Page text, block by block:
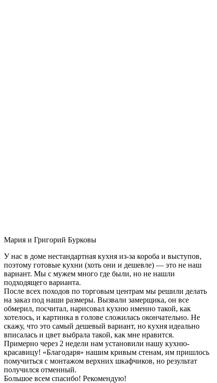
Мария и Григорий Бурковы
У нас в доме нестандартная кухня из-за короба и выступов,
поэтому готовые кухни (хоть они и дешевле) — это не наш
вариант. Мы с мужем много где были, но не нашли
подходящего варианта.
После всех походов по торговым центрам мы решили делать
на заказ под наши размеры. Вызвали замерщика, он все
обмерил, посчитал, нарисовал кухню именно такой, как
хотелось, и картинка в голове сложилась окончательно. Не
скажу, что это самый дешевый вариант, но кухня идеально
вписалась и цвет выбрала такой, как мне нравится.
Примерно через 2 недели нам установили нашу кухню-
красавицу! «Благодаря» нашим кривым стенам, им пришлось
помучиться с монтажом верхних шкафчиков, но результат
получился отменный.
Большое всем спасибо! Рекомендую!